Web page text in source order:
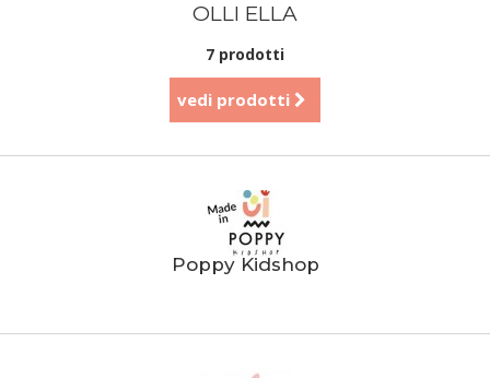
OLLI ELLA
7 prodotti
vedi prodotti
Poppy Kidshop